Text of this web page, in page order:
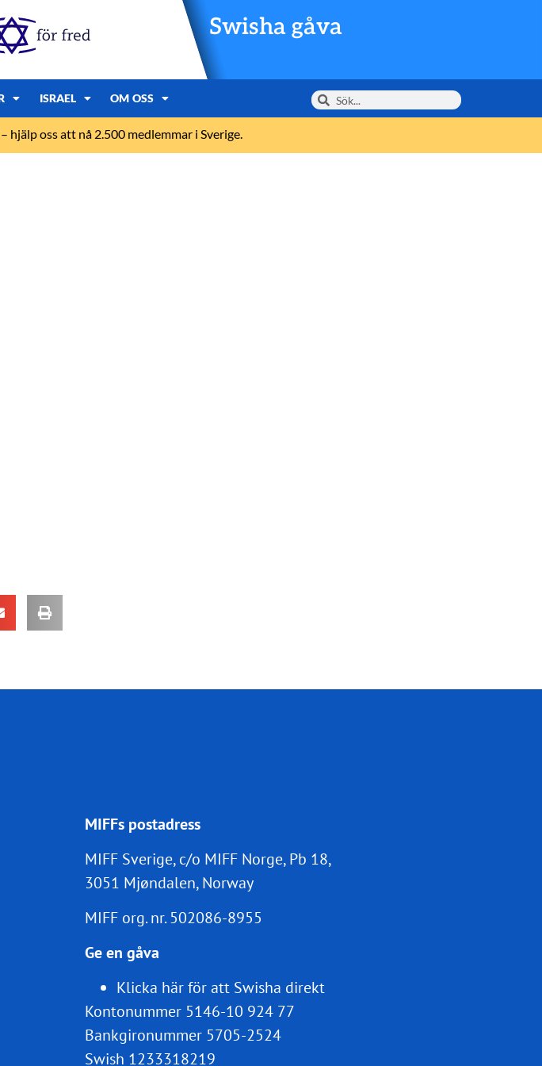
Swisha gåva
ISRAEL OM OSS
hjälp oss att nå 2.500 medlemmar i Sverige.
MIFFs postadress
MIFF Sverige, c/o MIFF Norge, Pb 18,
3051 Mjøndalen, Norway
MIFF org. nr.502086-8955
Ge en gåva
Klicka här för att Swisha direkt
Kontonummer 5146-10 924 77
Bankgironummer 5705-2524
Swish 1233318219